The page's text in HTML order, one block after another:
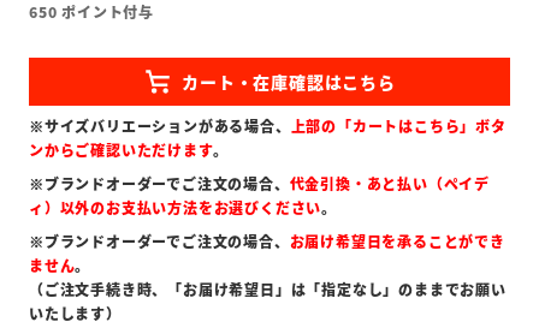
650 ポイント付与
※サイズバリエーションがある場合、 上部の「カートはこちら」ボタ
ンからご確認いただけます。
※ブランドオーダーでご注文の場合、 代金引換・あと払い（ペイデ
ィ）以外のお支払い方法をお選びください。
※ブランドオーダーでご注文の場合、 お届け希望日を承ることができ
ません。
（ご注文手続き時、「お届け希望日」は「指定なし」のままでお願い
いたします）